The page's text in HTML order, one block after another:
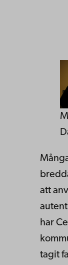
att
har
tagit